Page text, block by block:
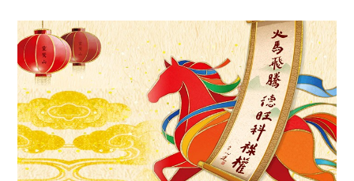
最新消息